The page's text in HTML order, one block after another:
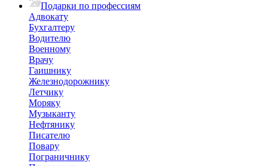
Подарки по профессиям
Адвокату
Бухгалтеру
Водителю
Военному
Врачу
Гаишнику
Железнодорожнику
Летчику
Моряку
Музыканту
Нефтянику
Писателю
Повару
Пограничнику